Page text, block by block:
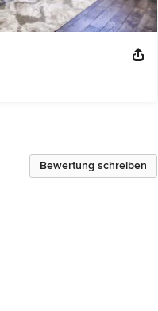
Bewertung schreiben